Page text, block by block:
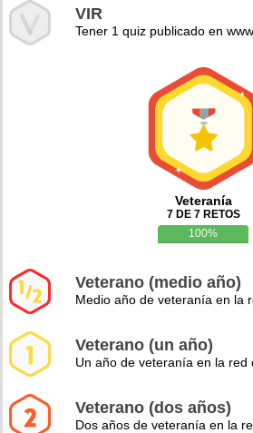
VIR
Tener 1 quiz publicado en
Veteranía
7 DE 7 RETOS
100%
Veterano (medio año)
Medio año de veteranía en la
Veterano (un año)
Un año de veteranía en la red
Veterano (dos años)
Dos años de veteranía en la